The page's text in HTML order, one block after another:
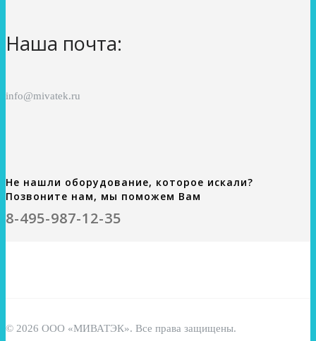
Наша почта:
info@mivatek.ru
Не нашли оборудование, которое искали?
Позвоните нам, мы поможем Вам
8-495-987-12-35
© 2026 ООО «МИВАТЭК». Все права защищены.